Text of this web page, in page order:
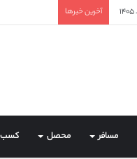
آخرین خبرها
مسافر محصل کسب